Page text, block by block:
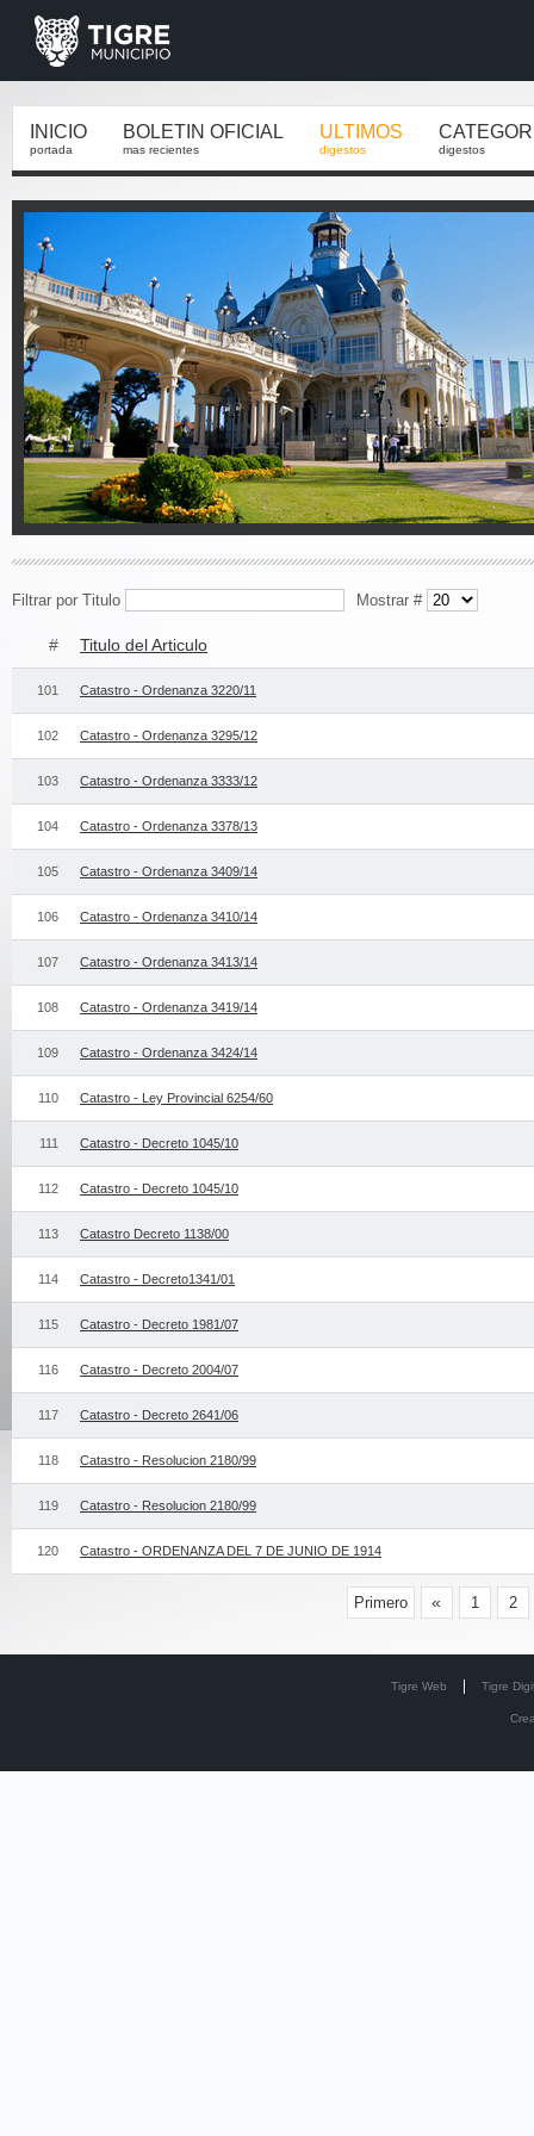
INICIO
portada
BOLETIN OFICIAL
mas recientes
ULTIMOS
digestos digestos
Filtrar por Titulo Mostrar #
# Titulo del Articulo
101 Catastro - Ordenanza 3220/11
102 Catastro - Ordenanza 3295/12
103 Catastro - Ordenanza 3333/12
104 Catastro - Ordenanza 3378/13
105 Catastro - Ordenanza 3409/14
106 Catastro - Ordenanza 3410/14
107 Catastro - Ordenanza 3413/14
108 Catastro - Ordenanza 3419/14
109 Catastro - Ordenanza 3424/14
110 Catastro - Ley Provincial 6254/60
111 Catastro - Decreto 1045/10
112 Catastro - Decreto 1045/10
113 Catastro Decreto 1138/00
114 Catastro - Decreto1341/01
115 Catastro - Decreto 1981/07
116 Catastro - Decreto 2004/07
117 Catastro - Decreto 2641/06
118 Catastro - Resolucion 2180/99
119 Catastro - Resolucion 2180/99
120 Catastro - ORDENANZA DEL 7 DE JUNIO DE 1914
Primero « 1 2
Tigre Web Tigre